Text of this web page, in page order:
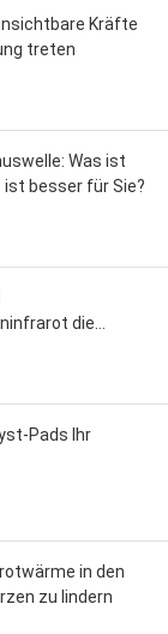
Kräfte
treten
Was ist
besser für Sie?
die
die
Pads Ihr
in den
zu lindern